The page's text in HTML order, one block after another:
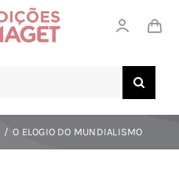
O ELOGIO DO MUNDIALISMO